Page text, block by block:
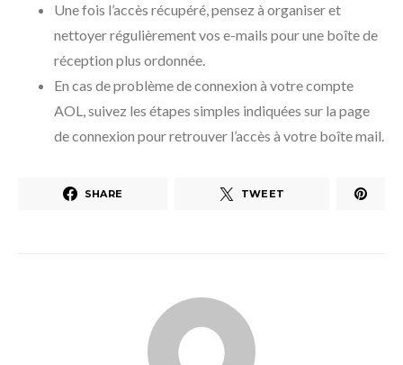
Une fois l’accès récupéré, pensez à organiser et
nettoyer régulièrement vos e-mails pour une boîte de
réception plus ordonnée.
En cas de problème de connexion à votre compte
AOL, suivez les étapes simples indiquées sur la page
de connexion pour retrouver l’accès à votre boîte mail.
SHARE TWEET